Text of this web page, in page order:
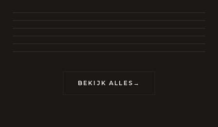
BEKIJK ALLES →